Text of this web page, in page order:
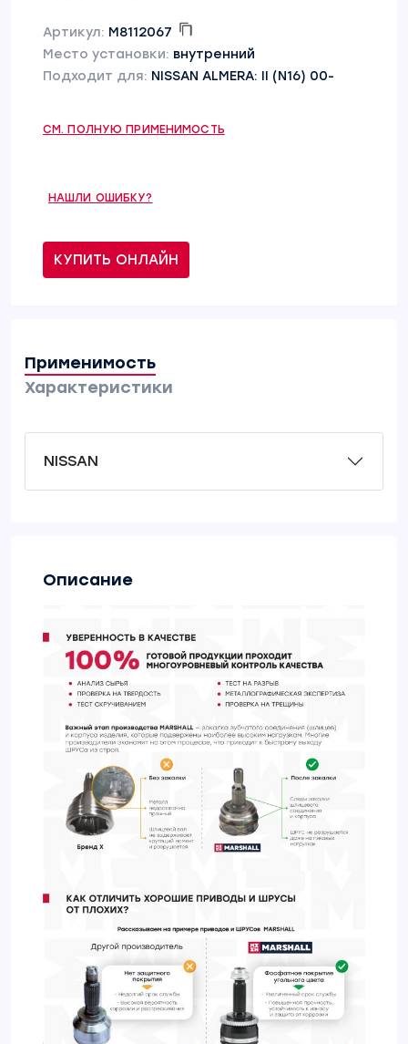
Артикул: M8112067
Место установки: внутренний
Подходит для: NISSAN ALMERA: II (N16) 00-
СМ. ПОЛНУЮ ПРИМЕНИМОСТЬ
НАШЛИ ОШИБКУ?
КУПИТЬ ОНЛАЙН
Применимость
Характеристики
NISSAN
Описание